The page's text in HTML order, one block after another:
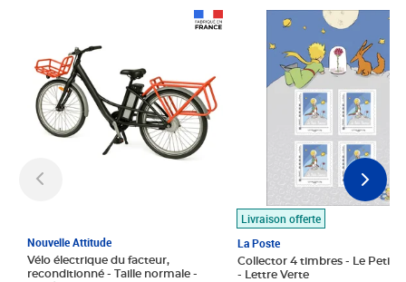
Nouvelle Attitude
Vélo électrique du facteur,
reconditionné - Taille normale -
Livraison offerte
La Poste
Collector 4 timbres - Le Petit
- Lettre Verte
Prix 7,50€